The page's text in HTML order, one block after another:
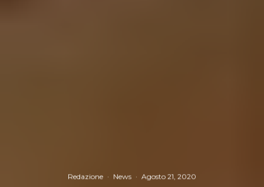
Redazione · News · Agosto 21, 2020